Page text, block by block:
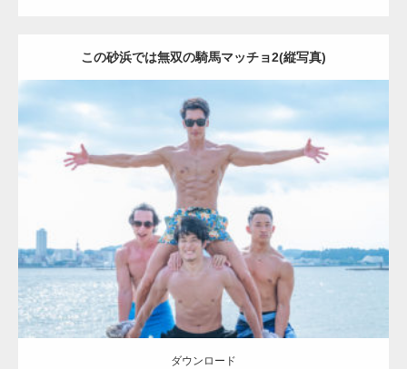
この砂浜では無双の騎馬マッチョ2(縦写真)
Update: 2023.09.6
AKIHITO(細マッチョ) SOSUKE
ダウンロード
ダウンロード